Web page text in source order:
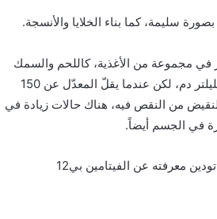
بصورة سليمة، كما بناء الخلايا والأنسجة.
الذي يتوافر في مجموعة من الأغذية، كاللحم والسمك
والبيض… ويتراوح المعدّل الطبيعي لهذا الفيتامين بين 150 و950 بيكوغرامًا لكل ميلليلتر دم، لكن عندما يقلّ المعدّل عن 150
دم، فإنّ الأمر يشير إلى النقص في الفيتامين بي12. وعلى النقيض من النقص فيه، هناك حالات زيادة في
معرفته عن الفيتامين بي12